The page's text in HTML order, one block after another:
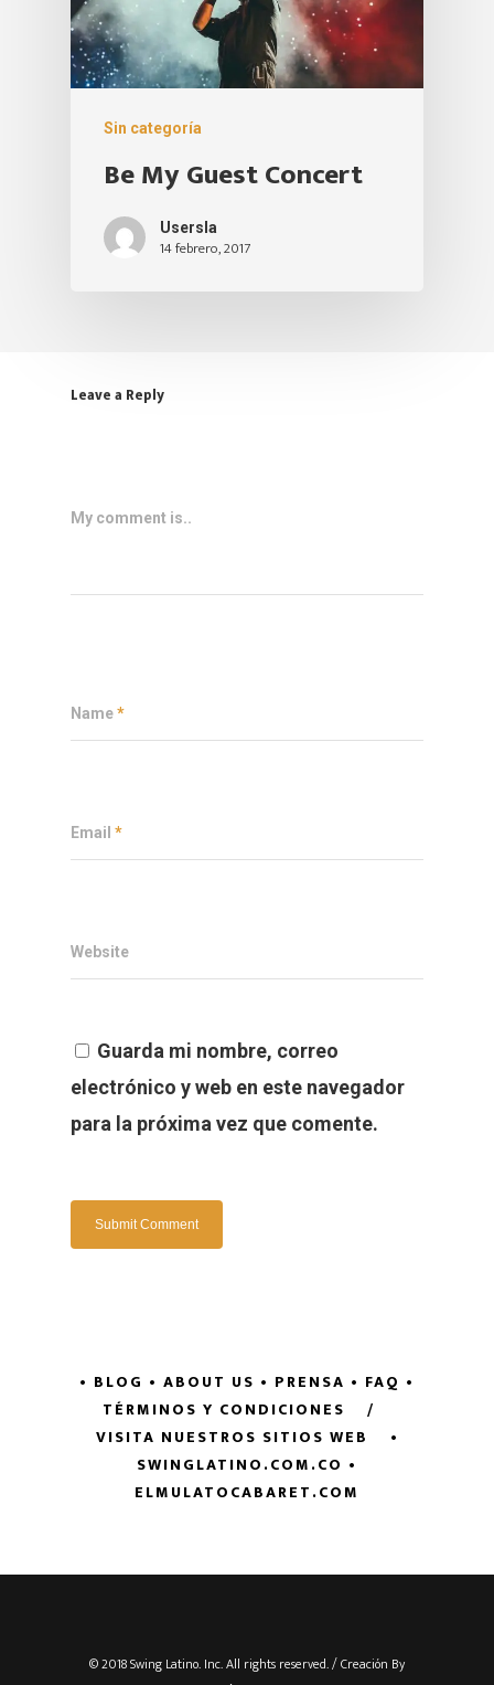
Sin categoría
Be My Guest Concert
Usersla
14 febrero, 2017
Leave a Reply
My comment is..
Name*
Email *
Website
Guarda mi nombre, correo
electrónico y web en este navegador
para la próxima vez que comente.
• BLOG • ABOUT US • PRENSA • FAQ •
TÉRMINOS Y CONDICIONES
/
VISITA NUESTROS SITIOS WEB
•
SWINGLATINO.COM.CO •
ELMULATOCABARET.COM
© 2018 Swing Latino. Inc. All rights reserved. / Creación By